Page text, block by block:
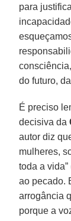
para
do futuro,
É preciso
decisiva da
autor diz
mulheres,
toda a
ao pecado.
arrogância
porque a